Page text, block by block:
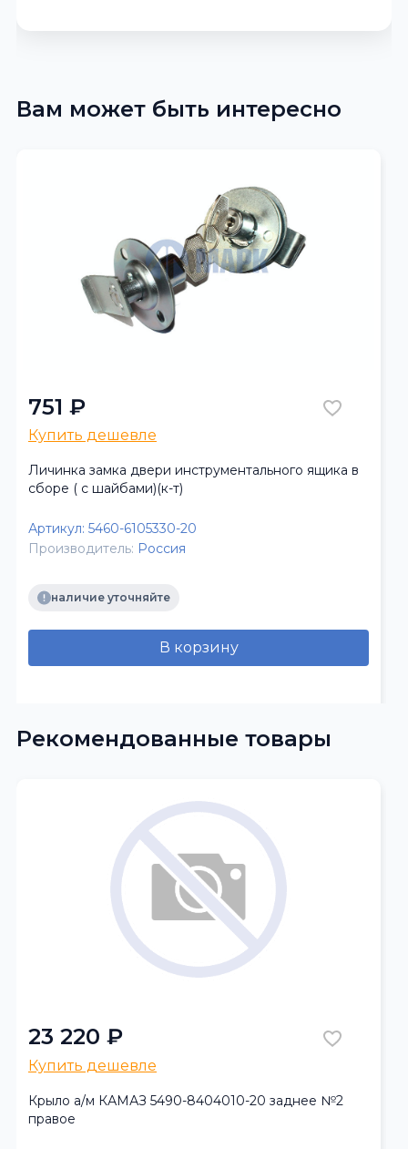
Вам может быть интересно
751 ₽
Купить дешевле
Личинка замка двери инструментального ящика в
сборе ( с шайбами)(к-т)
Артикул: 5460-6105330-20
Производитель: Россия
наличие уточняйте
В корзину
Рекомендованные товары
23 220 ₽
Купить дешевле
Крыло а/м КАМАЗ 5490-8404010-20 заднее №2
правое